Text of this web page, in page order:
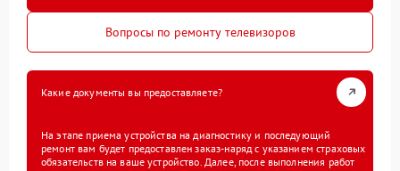
Вопросы по ремонту телевизоров
Какие документы вы предоставляете?
На этапе приема устройства на диагностику и последующий
ремонт вам будет предоставлен заказ-наряд с указанием страховых
обязательств на ваше устройство. Далее, после выполнения работ